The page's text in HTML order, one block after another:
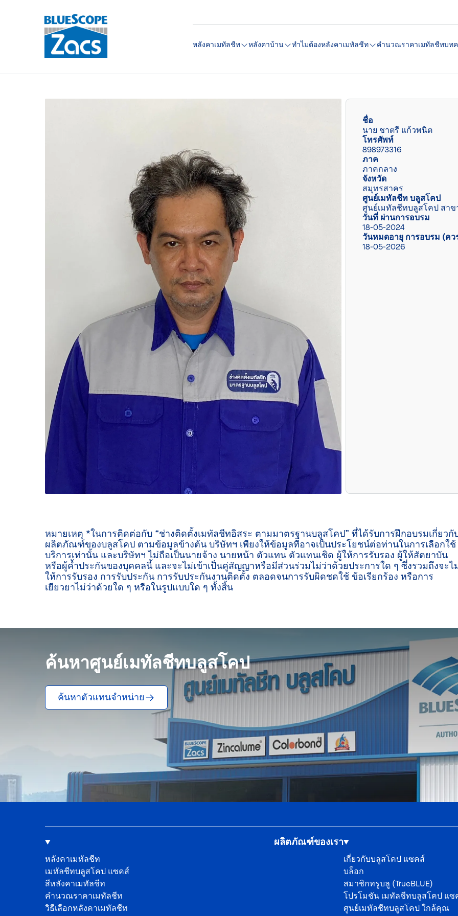
หลังคาเมทัลชีท หลังคาบ้าน ทำไมต้องหลังคาเมทัลชีท คํานวณราคาเมทัลชีทบท
ชื่อ
นาย ชาตรี แก้วพนิต
โทรศัพท์
898973316
ภาค
ภาคกลาง
จังหวัด
สมุทรสาคร
ศูนย์เมทัลชีท บลูสโคป
ศูนย์เมทัลชีทบลูสโคป สา
วันที่ ผ่านการอบรม
18-05-2024
วันหมดอายุ การอบรม (ค
18-05-2026
หมายเหตุ *ในการติดต่อกับ “ช่างติดตั้งเมทัลชีทอิสระ ตามมาตรฐานบลูสโคป” ที่ได้รับการฝึกอบรมเกี่ยวกั
ผลิตภัณฑ์ของบลูสโคป ตามข้อมูลข้างต้น บริษัทฯ เพียงให้ข้อมูลที่อาจเป็นประโยชน์ต่อท่านในการเลือกใช้
บริการเท่านั้น และบริษัทฯ ไม่ถือเป็นนายจ้าง นายหน้า ตัวแทน ตัวแทนเชิด ผู้ให้การรับรอง ผู้ให้สัตยาบัน
หรือผู้ค้ำประกันของบุคคลนี้ และจะไม่เข้าเป็นคู่สัญญาหรือมีส่วนร่วมไม่ว่าด้วยประการใด ๆ ซึ่งรวมถึงจะไ
ให้การรับรอง การรับประกัน การรับประกันงานติดตั้ง ตลอดจนการรับผิดชดใช้ ข้อเรียกร้อง หรือการ
เยียวยาไม่ว่าด้วยใด ๆ หรือในรูปแบบใด ๆ ทั้งสิ้น
ค้นหาศูนย์เมทัลชีทบลูสโคป
ค้นหาตัวแทนจำหน่าย
ผลิตภัณฑ์ของเรา
หลังคาเมทัลชีท
เมทัลชีทบลูสโคป แซคส์
สีหลังคาเมทัลชีท
คํานวณราคาเมทัลชีท
วิธีเลือกหลังคาเมทัลชีท
เกี่ยวกับบลูสโคป แซคส์
บล็อก
สมาชิกทรูบลู (TrueBLUE)
โปรโมชัน เมทัลชีทบลูสโคป แซ
ศูนย์เมทัลชีทบลูสโคป ใกล้คุณ